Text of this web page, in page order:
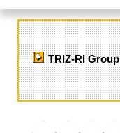
TRIZ-RI Group